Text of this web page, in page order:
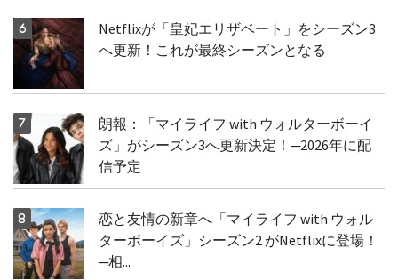
Netflixが「皇妃エリザベート」をシーズン3
へ更新！これが最終シーズンとなる
朗報：「マイライフ with ウォルターボーイ
ズ」がシーズン3へ更新決定！─2026年に配
信予定
恋と友情の新章へ「マイライフ with ウォル
ターボーイズ」シーズン2 がNetflixに登場！
─相...